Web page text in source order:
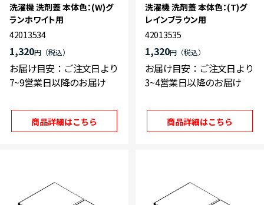
洗濯機 洗剤蓋 本体色：(W)グ
ランホワイト用
42013534
1,320円
お届け目安：ご注文日より
7~9営業日以降のお届け
商品詳細はこちら
洗濯機 洗剤蓋 本体色：(T)グ
レインブラウン用
42013535
1,320円
お届け目安：ご注文日より
3~4営業日以降のお届け
商品詳細はこちら